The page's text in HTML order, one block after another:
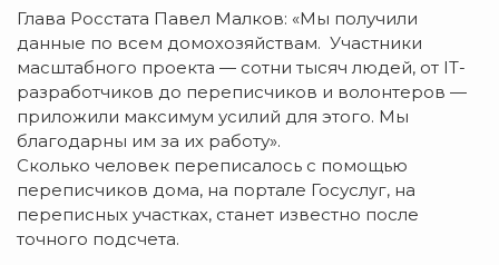
Глава Росстата Павел Малков: «Мы получили
данные по всем домохозяйствам. Участники
масштабного проекта — сотни тысяч людей, от IT-
разработчиков до переписчиков и волонтеров —
приложили максимум усилий для этого. Мы
благодарны им за их работу».
Сколько человек переписалось с помощью
переписчиков дома, на портале Госуслуг, на
переписных участках, станет известно после
точного подсчета.